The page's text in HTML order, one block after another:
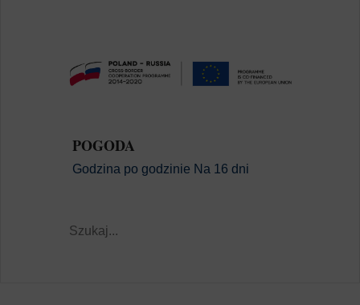
POGODA
Godzina po godzinie Na 16 dni